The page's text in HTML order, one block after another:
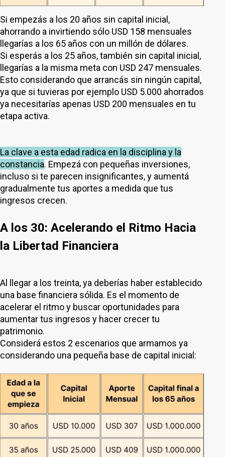
Si empezás a los 20 años sin capital inicial,
ahorrando a invirtiendo sólo USD 158 mensuales
llegarías a los 65 años con un millón de dólares.
Si esperás a los 25 años, también sin capital inicial,
llegarías a la misma meta con USD 247 mensuales.
Esto considerando que arrancás sin ningún capital,
ya que si tuvieras por ejemplo USD 5.000 ahorrados
ya necesitarías apenas USD 200 mensuales en tu
etapa activa.
La clave a esta edad radica en la disciplina y la
constancia. Empezá con pequeñas inversiones,
incluso si te parecen insignificantes, y aumentá
gradualmente tus aportes a medida que tus
ingresos crecen.
A los 30: Acelerando el Ritmo Hacia
la Libertad Financiera
Al llegar a los treinta, ya deberías haber establecido
una base financiera sólida. Es el momento de
acelerar el ritmo y buscar oportunidades para
aumentar tus ingresos y hacer crecer tu
patrimonio.
Considerá estos 2 escenarios que armamos ya
considerando una pequeña base de capital inicial: